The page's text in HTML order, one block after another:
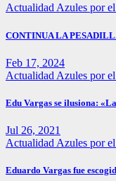
ActualidadAzules por
CONTINUA LA
Feb 17, 2024
Actualidad Azules por
Edu Vargas se ilusiona:
Jul 26, 2021
Actualidad Azules por
Eduardo Vargas fue